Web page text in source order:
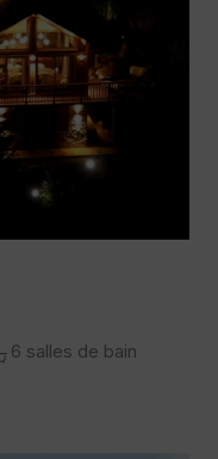
6 salles de bain